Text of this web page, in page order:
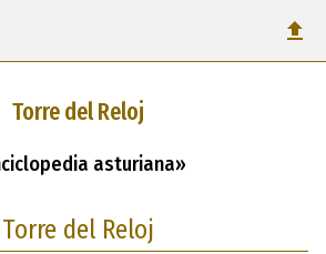
Torre del Reloj
asturiana»
Torre del Reloj